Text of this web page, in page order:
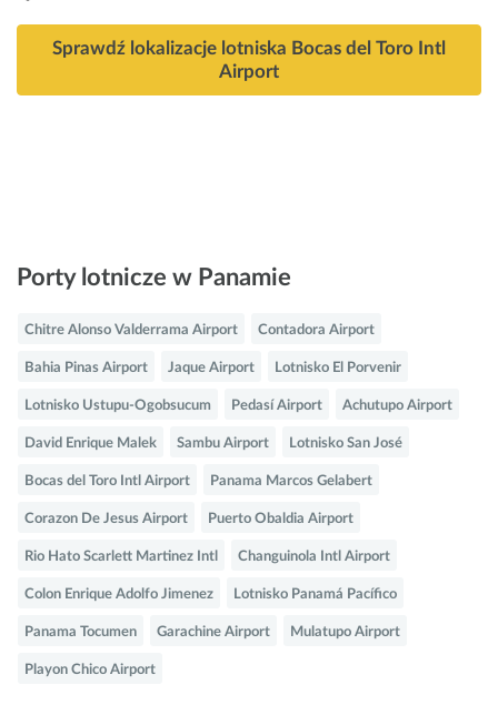
Sprawdź lokalizacje lotniska Bocas del Toro Intl
Airport
Porty lotnicze w Panamie
Chitre Alonso Valderrama Airport Contadora Airport
Bahia Pinas Airport Jaque Airport Lotnisko El Porvenir
Lotnisko Ustupu-Ogobsucum Pedasí Airport Achutupo Airport
David Enrique Malek Sambu Airport Lotnisko San José
Bocas del Toro Intl Airport Panama Marcos Gelabert
Corazon De Jesus Airport Puerto Obaldia Airport
Rio Hato Scarlett Martinez Intl Changuinola Intl Airport
Colon Enrique Adolfo Jimenez Lotnisko Panamá Pacífico
Panama Tocumen Garachine Airport Mulatupo Airport
Playon Chico Airport